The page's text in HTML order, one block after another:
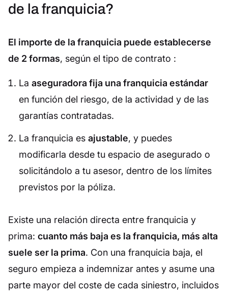
de la franquicia?
El importe de la franquicia puede establecerse
de 2 formas, según el tipo de contrato :
La aseguradora fija una franquicia estándar
en función del riesgo, de la actividad y de las
garantías contratadas.
La franquicia es ajustable, y puedes
modificarla desde tu espacio de asegurado o
solicitándolo a tu asesor, dentro de los límites
previstos por la póliza.
Existe una relación directa entre franquicia y
prima: cuanto más baja es la franquicia, más alta
suele ser la prima. Con una franquicia baja, el
seguro empieza a indemnizar antes y asume una
parte mayor del coste de cada siniestro, incluidos